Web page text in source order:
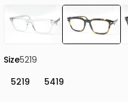
Size5219
5219
5419